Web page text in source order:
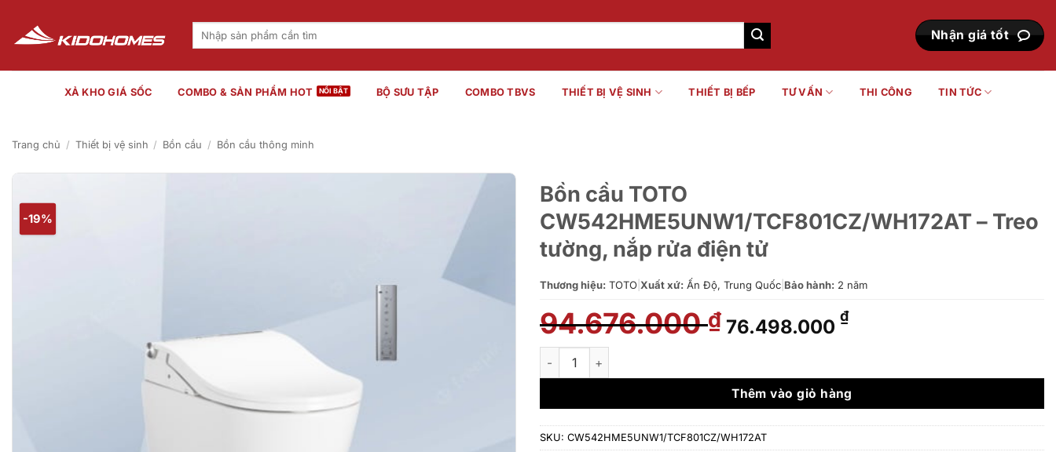
nội
dung
Tìm
Nhận giá tốt
XẢ KHO GIÁ SỐC COMBO & SẢN PHẨM HOT BỘ SƯU TẬP COMBO TBVS THIẾT BỊ VỆ SINH THIẾT BỊ BẾP TƯ VẤN THI CÔNG TIN TỨC
Trang chủ / Thiết bị vệ sinh / Bồn cầu / Bồn cầu thông minh
-19%
Bồn cầu TOTO
CW542HME5UNW1/TCF801CZ/WH172AT – Treo
tường, nắp rửa điện tử
Thương hiệu: TOTO Xuất xứ: Ấn Độ, Trung Quốc Bảo hành: 2 năm
94.676.000₫ Giá
gốc
94.676.000 ₫.
76.498.000 ₫Giá
là:
76.498.000 ₫.
Bồn cầu TOTO CW542HME5UNW1/TCF801CZ/WH172AT - Treo tường, nắp rửa điện tử số
Thêm vào giỏ hàng
SKU: CW542HME5UNW1/TCF801CZ/WH172AT